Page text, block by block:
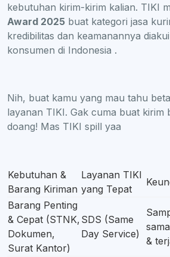
kebutuhan kirim-kirim kalian. TIKI
Award 2025 buat kategori jasa
kredibilitas dan keamanannya
konsumen di Indonesia .
Nih, buat kamu yang mau tahu
layanan TIKI. Gak cuma buat kirim
doang! Mas TIKI spill yaa
Kebutuhan &
Barang Kiriman
Layanan TIKI
yang Tepat
Barang Penting
& Cepat (STNK,
Dokumen,
Surat Kantor)
SDS (Same
Day Service)
&